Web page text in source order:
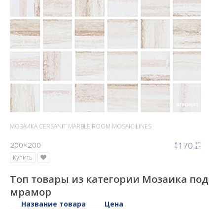
МОЗАИКА CERSANIT MARBLE ROOM MOSAIC LINES
200×200 цена 170 грн
шт
Купить
Топ товары из категории Мозаика под
мрамор
Название товара
Цена